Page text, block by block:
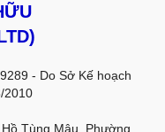
- Do Sở Kế hoạch
2010
Tùng Mậu, Phường